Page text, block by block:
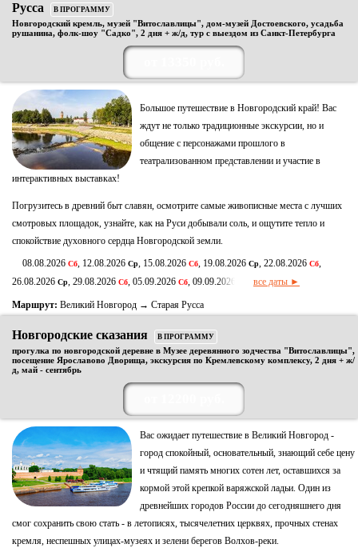
Русса
В ПРОГРАММУ
Новгородский кремль, музей "Витославлицы", дом-музей Достоевского, усадьба
рушанина, фолк-шоу "Садко", 2 дня + ж/д, тур с выездом из Санкт-Петербурга
Большое путешествие в Новгородский край! Вас
ждут не только традиционные экскурсии, но и
общение с персонажами прошлого в
театрализованном представлении и участие в
интерактивных выставках!
Погрузитесь в древний быт славян, осмотрите самые живописные места с лучших
смотровых площадок, узнайте, как на Руси добывали соль, и ощутите тепло и
спокойствие духовного сердца Новгородской земли.
08.08.2026 Сб, 12.08.2026 Ср, 15.08.2026 Сб, 19.08.2026 Ср, 22.08.2026 Сб,
26.08.2026 Ср, 29.08.2026 Сб, 05.09.2026 Сб, 09.09.2026 все даты ►
Маршрут: Великий Новгород → Старая Русса
Новгородские сказания В ПРОГРАММУ
прогулка по новгородской деревне в Музее деревянного зодчества "Витославлицы",
посещение Ярославово Дворища, экскурсия по Кремлевскому комплексу, 2 дня + ж/
д, май - сентябрь
Вас ожидает путешествие в Великий Новгород -
город спокойный, основательный, знающий себе цену
и чтящий память многих сотен лет, оставшихся за
кормой этой крепкой варяжской ладьи. Один из
древнейших городов России до сегодняшнего дня
смог сохранить свою стать - в летописях, тысячелетних церквях, прочных стенах
кремля, неспешных улицах-музеях и зелени берегов Волхов-реки.